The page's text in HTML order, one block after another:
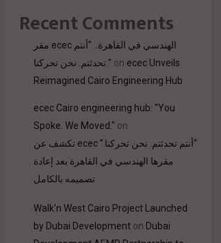
Recent Comments
مقر ecec الهندسي في القاهرة.. "أنتم
تحدثتم. نحن تحركنا." on ecec Unveils
Reimagined Cairo Engineering Hub
ecec Cairo engineering hub: "You
Spoke. We Moved." on
“أنتم تحدثتم. نحن تحركنا.” ecec تكشف عن
مقرها الهندسي في القاهرة بعد إعادة
تصميمه بالكامل
Walk'n West Cairo Project Launched
by Dubai Development on Dubai